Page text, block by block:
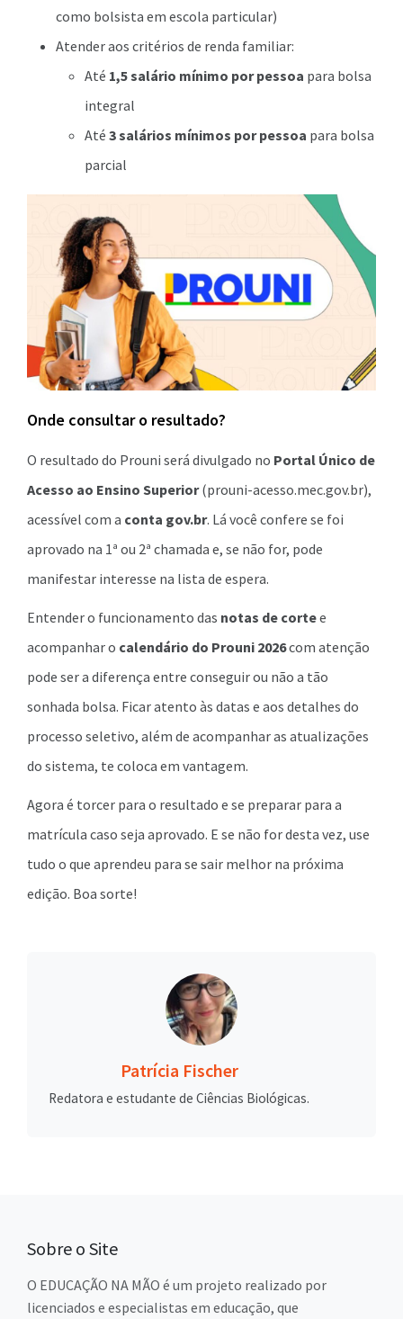
como bolsista em escola particular)
Atender aos critérios de renda familiar:
Até 1,5 salário mínimo por pessoa para bolsa
integral
Até 3 salários mínimos por pessoa para bolsa
parcial
Onde consultar o resultado?
O resultado do Prouni será divulgado no Portal Único de
Acesso ao Ensino Superior(prouni-acesso.mec.gov.br),
acessível com a conta gov.br. Lá você confere se foi
aprovado na 1ª ou 2ª chamada e, se não for, pode
manifestar interesse na lista de espera.
Entender o funcionamento das notas de cortee
acompanhar o calendário do Prouni 2026com atenção
pode ser a diferença entre conseguir ou não a tão
sonhada bolsa. Ficar atento às datas e aos detalhes do
processo seletivo, além de acompanhar as atualizações
do sistema, te coloca em vantagem.
Agora é torcer para o resultado e se preparar para a
matrícula caso seja aprovado. E se não for desta vez, use
tudo o que aprendeu para se sair melhor na próxima
edição. Boa sorte!
Patrícia Fischer
Redatora e estudante de Ciências Biológicas.
Sobre o Site
O EDUCAÇÃO NA MÃO é um projeto realizado por
licenciados e especialistas em educação, que